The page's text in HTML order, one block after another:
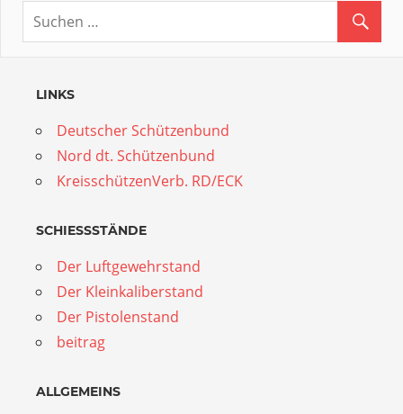
LINKS
Deutscher Schützenbund
Nord dt. Schützenbund
KreisschützenVerb. RD/ECK
SCHIESSSTÄNDE
Der Luftgewehrstand
Der Kleinkaliberstand
Der Pistolenstand
beitrag
ALLGEMEINS